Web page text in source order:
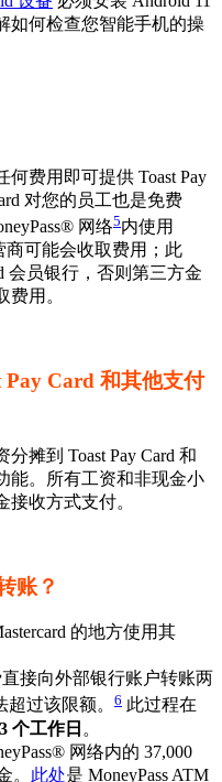
如何检查您智能手机的操
费用即可提供 Toast Pay
对您的员工也是免费
网络5内使用
商可能会收取费用；此
会员银行，否则第三方金
用。
Pay Card 和其他支付
摊到 Toast Pay Card 和
能。所有工资和非现金小
收方式支付。
账？
的地方使用其
接向外部银行账户转账两
过该限额。 6 此过程在
个工作日 。
网络内的 37,000
。 此处是 MoneyPass ATM